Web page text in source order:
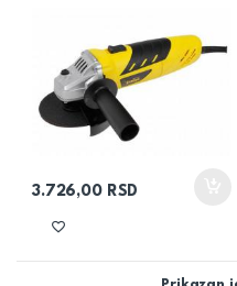
3.726,00 RSD